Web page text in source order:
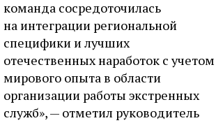
команда сосредоточилась
на интеграции региональной
специфики и лучших
отечественных наработок с учетом
мирового опыта в области
организации работы экстренных
служб», — отметил руководитель